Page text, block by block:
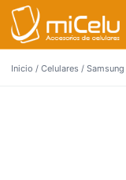
Inicio / Celulares / Samsung